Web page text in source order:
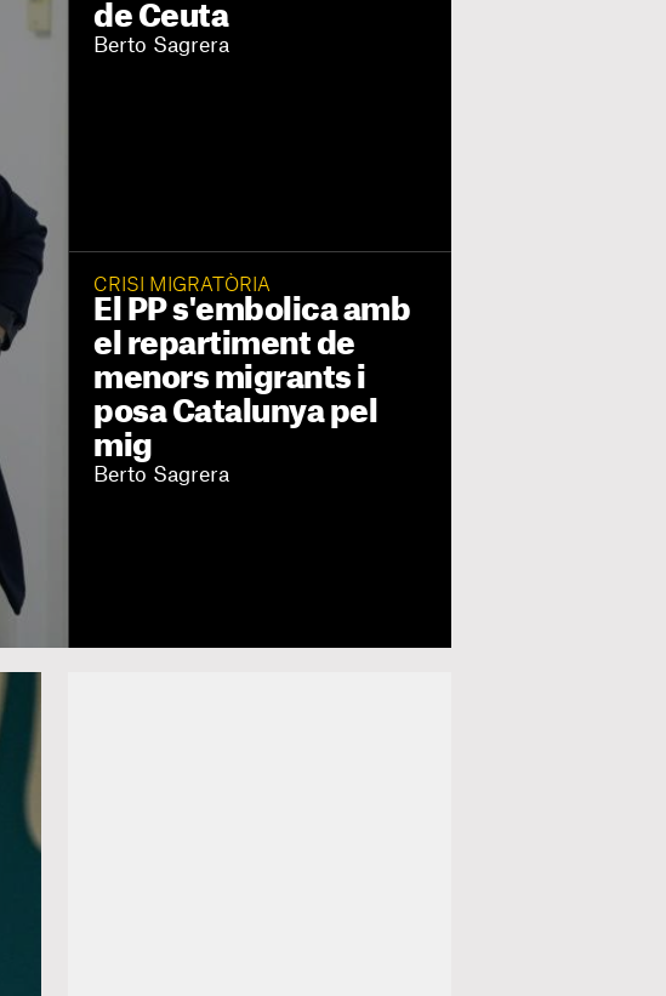
de Ceuta
Berto Sagrera
CRISI MIGRATÒRIA
El PP s'embolica amb
el repartiment de
menors migrants i
posa Catalunya pel
mig
Berto Sagrera